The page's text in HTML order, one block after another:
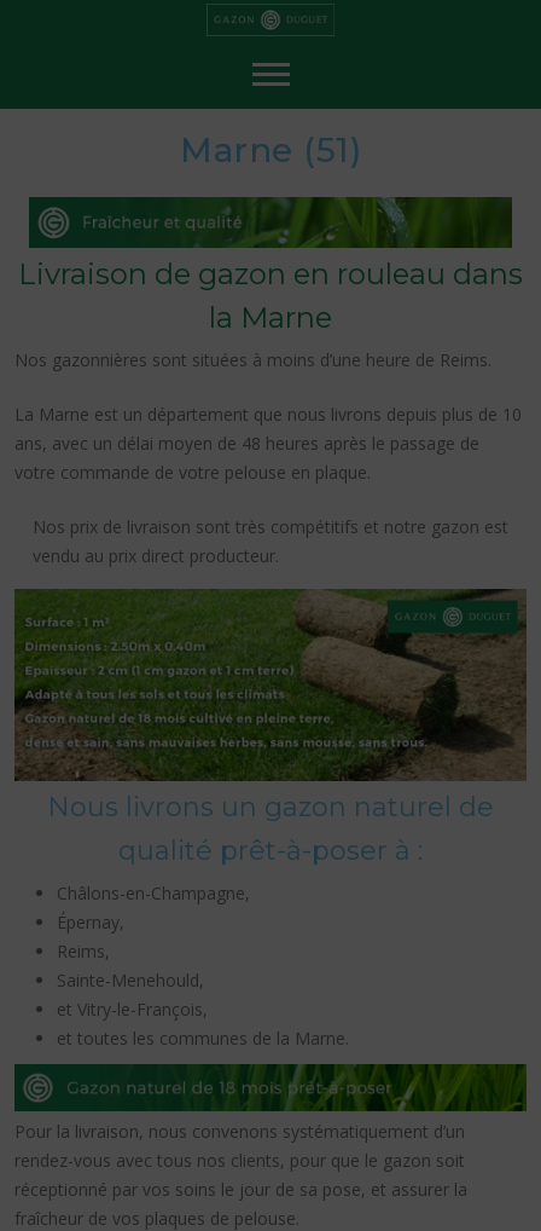
a
e
Marne (51)
Livraison de gazon en rouleau dans
la Marne
Nos gazonnières sont situées à moins d’une heure de Reims.
La Marne est un département que nous livrons depuis plus de 10
ans, avec un délai moyen de 48 heures après le passage de
votre commande de votre pelouse en plaque.
Nos prix de livraison sont très compétitifs et notre gazon est
vendu au prix direct producteur.
Nous livrons un gazon naturel de
qualité prêt-à-poser à :
Châlons-en-Champagne,
Épernay,
Reims,
Sainte-Menehould,
et Vitry-le-François,
et toutes les communes de la Marne.
Pour la livraison, nous convenons systématiquement d’un
rendez-vous avec tous nos clients, pour que le gazon soit
réceptionné par vos soins le jour de sa pose, et assurer la
fraîcheur de vos plaques de pelouse.